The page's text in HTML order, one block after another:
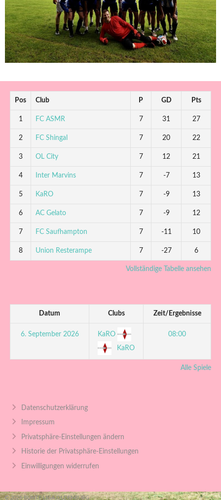
Pos Club P GD Pts
1 FC ASMR 7 31 27
2 FC Shingal 7 20 22
3 OL City 7 12 21
4 Inter Marvins 7 -7 13
5 KaRO 7 -9 13
6 AC Gelato 7 -9 12
7 FC Saufhampton 7 -11 10
8 Union Resterampe 7 -27 6
Vollständige Tabelle ansehen
Datum Clubs Zeit/Ergebnisse
6. September 2026
KaRO
KaRO
08:00
Alle Spiele
Datenschutzerklärung
Impressum
Privatsphäre-Einstellungen ändern
Historie der Privatsphäre-Einstellungen
Einwilligungen widerrufen
© 2026 BUNTE LIGA OLDENBURG